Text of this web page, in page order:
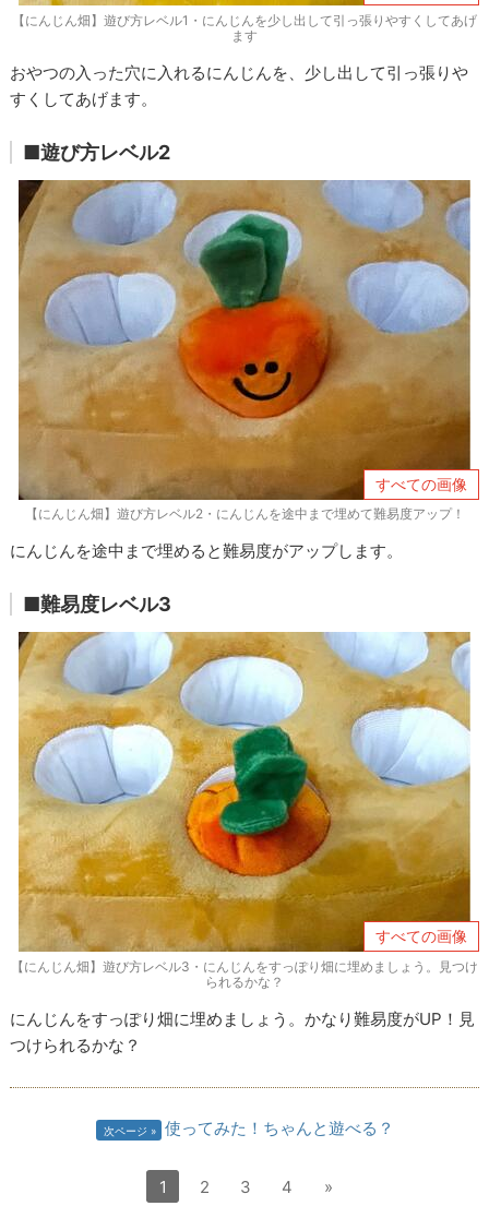
【にんじん畑】遊び方レベル1・にんじんを少し出して引っ張りやすくしてあげ
ます
おやつの入った穴に入れるにんじんを、少し出して引っ張りや
すくしてあげます。
■遊び方レベル2
すべての画像
【にんじん畑】遊び方レベル2・にんじんを途中まで埋めて難易度アップ！
にんじんを途中まで埋めると難易度がアップします。
■難易度レベル3
すべての画像
【にんじん畑】遊び方レベル3・にんじんをすっぽり畑に埋めましょう。見つけ
られるかな？
にんじんをすっぽり畑に埋めましょう。かなり難易度がUP！見
つけられるかな？
次ページ 使ってみた！ちゃんと遊べる？
1 2 3 4 »